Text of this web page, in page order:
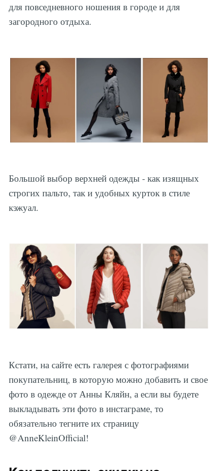
для повседневного ношения в городе и для
загородного отдыха.
Большой выбор верхней одежды - как изящных
строгих пальто, так и удобных курток в стиле
кэжуал.
Кстати, на сайте есть галерея с фотографиями
покупательниц, в которую можно добавить и свое
фото в одежде от Анны Кляйн, а если вы будете
выкладывать эти фото в инстаграме, то
обязательно тегните их страницу
@AnneKleinOfficial!